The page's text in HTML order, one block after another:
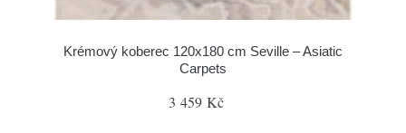
Krémový koberec 120x180 cm Seville – Asiatic
Carpets
3 459 Kč